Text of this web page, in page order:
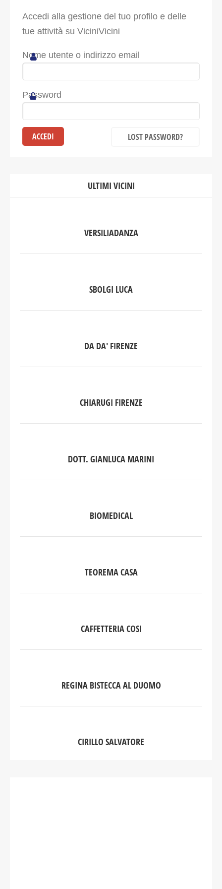
Accedi alla gestione del tuo profilo e delle
tue attività su ViciniVicini
Nome utente o indirizzo email
Password
LOST PASSWORD?
ULTIMI VICINI
VERSILIADANZA
SBOLGI LUCA
DA DA' FIRENZE
CHIARUGI FIRENZE
DOTT. GIANLUCA MARINI
BIOMEDICAL
TEOREMA CASA
CAFFETTERIA COSI
REGINA BISTECCA AL DUOMO
CIRILLO SALVATORE